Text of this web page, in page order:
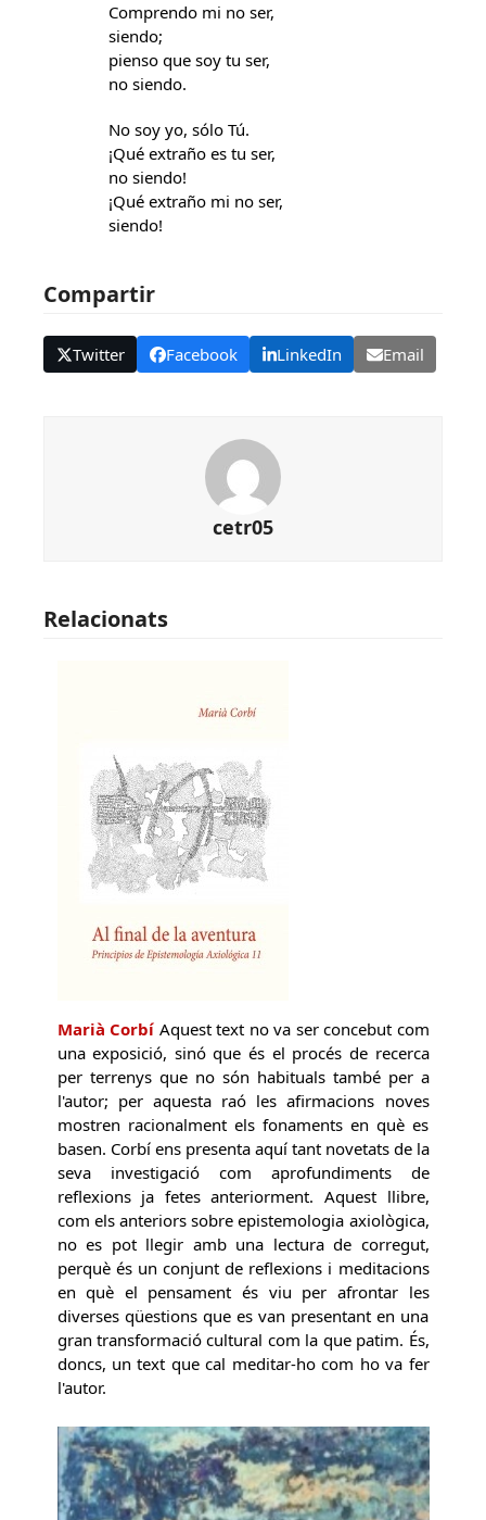
Comprendo mi no ser,
siendo;
pienso que soy tu ser,
no siendo.
No soy yo, sólo Tú.
¡Qué extraño es tu ser,
no siendo!
¡Qué extraño mi no ser,
siendo!
Compartir
Twitter Facebook LinkedIn Email
cetr05
Relacionats
Marià Corbí Aquest text no va ser concebut com
una exposició, sinó que és el procés de recerca
per terrenys que no són habituals també per a
l'autor; per aquesta raó les afirmacions noves
mostren racionalment els fonaments en què es
basen. Corbí ens presenta aquí tant novetats de la
seva investigació com aprofundiments de
reflexions ja fetes anteriorment. Aquest llibre,
com els anteriors sobre epistemologia axiològica,
no es pot llegir amb una lectura de corregut,
perquè és un conjunt de reflexions i meditacions
en què el pensament és viu per afrontar les
diverses qüestions que es van presentant en una
gran transformació cultural com la que patim. És,
doncs, un text que cal meditar-ho com ho va fer
l'autor.